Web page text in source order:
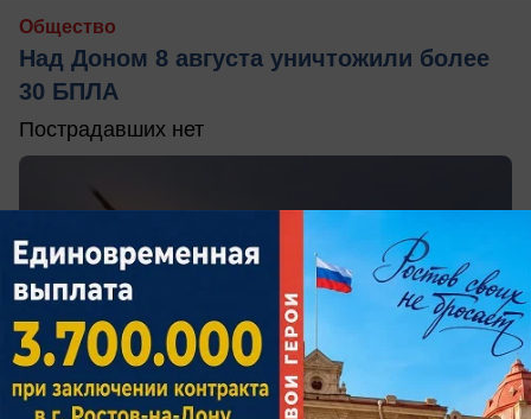
Общество
Над Доном 8 августа уничтожили более
30 БПЛА
Пострадавших нет